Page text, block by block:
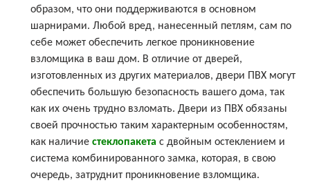
образом, что они поддерживаются в основном
шарнирами. Любой вред, нанесенный петлям, сам по
себе может обеспечить легкое проникновение
взломщика в ваш дом. В отличие от дверей,
изготовленных из других материалов, двери ПВХ могут
обеспечить большую безопасность вашего дома, так
как их очень трудно взломать. Двери из ПВХ обязаны
своей прочностью таким характерным особенностям,
как наличие стеклопакета с двойным остеклением и
система комбинированного замка, которая, в свою
очередь, затруднит проникновение взломщика.